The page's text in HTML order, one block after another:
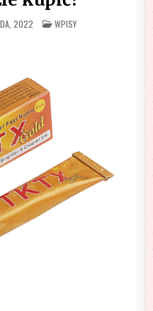
2022 POSTED
IN
WPISY